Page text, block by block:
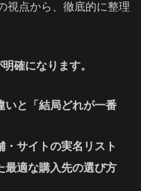
視点から、徹底的に整理
確になります。
いと「結局どれが一番
・サイトの実名リスト
最適な購入先の選び方